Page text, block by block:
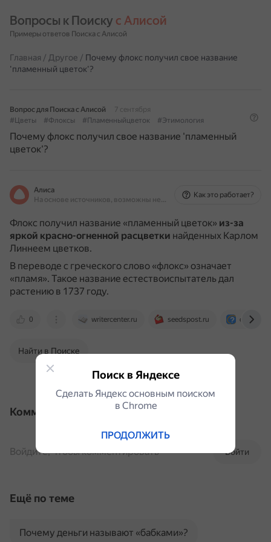
Вопросы к Поиску с Алисой
Примеры ответов Поиска с Алисой
Главная / Другое / Почему флокс получил свое название
'пламенный цветок'?
Вопрос для Поиска с Алисой
7 сентября
#Цветы
#Флоксы #Пламенныйцветок #Этимология
Почему флокс получил свое название 'пламенный
цветок'?
Алиса
На основе источников, возможны неточности
Как это работает?
Флокс получил название «пламенный цветок» из-за
яркой красно-огненной расцветки найденных Карлом
Линнеем цветков.
В переводе с греческого слово «флокс» означает
«пламя». Такое название естествоиспытатель дал
растению в 1737 году.
0 writercenter.ru seedspost.ru
Найти в Поиске
Комментарии
Войти
Войдите, чтобы комментировать
Ещё по теме
Почему деньги называют «бабками»?
Поиск в Яндексе
Сделать Яндекс основным поиском
в Сhrome
ПРОДОЛЖИТЬ